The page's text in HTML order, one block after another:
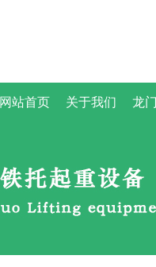
网站首页 关于我们 龙